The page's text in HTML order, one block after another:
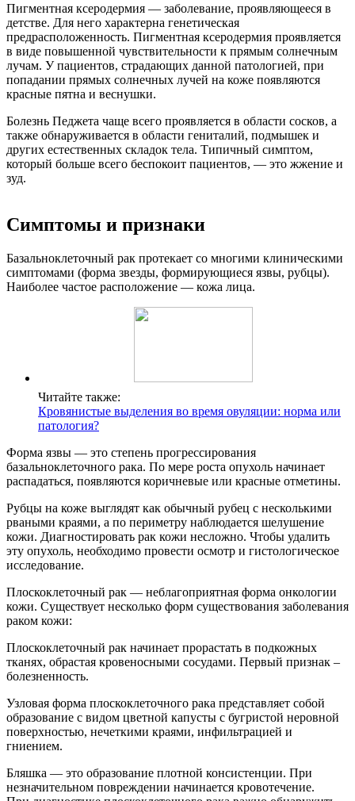
Пигментная ксеродермия — заболевание, проявляющееся в
детстве. Для него характерна генетическая
предрасположенность. Пигментная ксеродермия проявляется
в виде повышенной чувствительности к прямым солнечным
лучам. У пациентов, страдающих данной патологией, при
попадании прямых солнечных лучей на коже появляются
красные пятна и веснушки.
Болезнь Педжета чаще всего проявляется в области сосков, а
также обнаруживается в области гениталий, подмышек и
других естественных складок тела. Типичный симптом,
который больше всего беспокоит пациентов, — это жжение и
зуд.
Симптомы и признаки
Базальноклеточный рак протекает со многими клиническими
симптомами (форма звезды, формирующиеся язвы, рубцы).
Наиболее частое расположение — кожа лица.
Читайте также:
Кровянистые выделения во время овуляции: норма или
патология?
Форма язвы — это степень прогрессирования
базальноклеточного рака. По мере роста опухоль начинает
распадаться, появляются коричневые или красные отметины.
Рубцы на коже выглядят как обычный рубец с несколькими
рваными краями, а по периметру наблюдается шелушение
кожи. Диагностировать рак кожи несложно. Чтобы удалить
эту опухоль, необходимо провести осмотр и гистологическое
исследование.
Плоскоклеточный рак — неблагоприятная форма онкологии
кожи. Существует несколько форм существования заболевания
раком кожи:
Плоскоклеточный рак начинает прорастать в подкожных
тканях, обрастая кровеносными сосудами. Первый признак –
болезненность.
Узловая форма плоскоклеточного рака представляет собой
образование с видом цветной капусты с бугристой неровной
поверхностью, нечеткими краями, инфильтрацией и
гниением.
Бляшка — это образование плотной консистенции. При
незначительном повреждении начинается кровотечение.